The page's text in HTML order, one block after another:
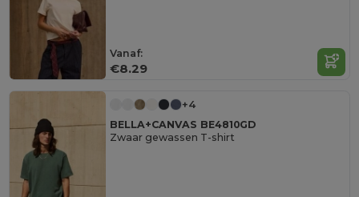
Vanaf:
€8.29
+4
BELLA+CANVAS BE4810GD
Zwaar gewassen T-shirt